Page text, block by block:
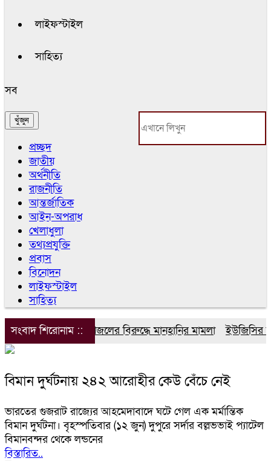
লাইফস্টাইল
সাহিত্য
সব
প্রচ্ছদ
জাতীয়
অর্থনীতি
রাজনীতি
আন্তর্জাতিক
আইন-অপরাধ
খেলাধুলা
তথ্যপ্রযুক্তি
প্রবাস
বিনোদন
লাইফস্টাইল
সাহিত্য
সংবাদ শিরোনাম ::ডিপজলের বিরুদ্ধে মানহানির মামলা ইউজিসির
বিমান দুর্ঘটনায় ২৪২ আরোহীর কেউ বেঁচে নেই
ভারতের গুজরাট রাজ্যের আহমেদাবাদে ঘটে গেল এক মর্মান্তিক
বিমান দুর্ঘটনা। বৃহস্পতিবার (১২ জুন) দুপুরে সর্দার বল্লভভাই প্যাটেল
বিমানবন্দর থেকে লন্ডনের
বিস্তারিত..